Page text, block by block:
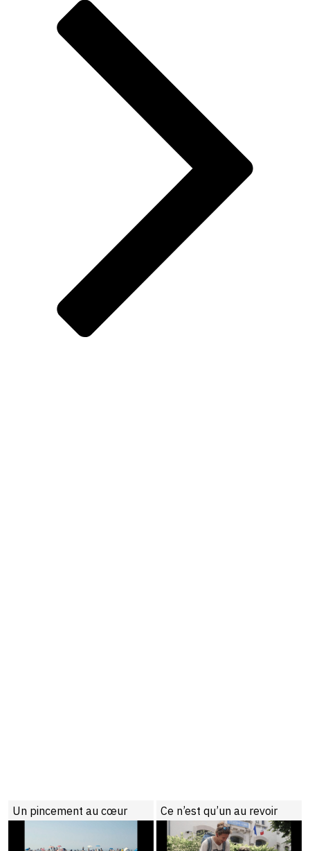
Un pincement au cœur Ce n’est qu’un au revoir